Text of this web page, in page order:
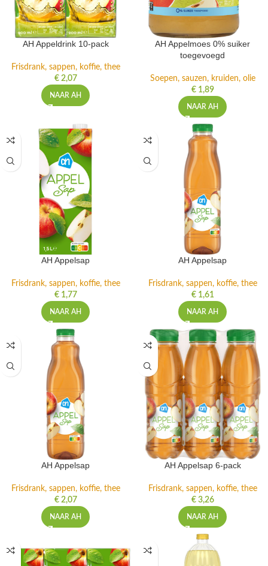
AH Appeldrink 10-pack
Frisdrank, sappen, koffie, thee
€2,07
NAAR AH
AH Appelmoes 0% suiker
toegevoegd
Soepen, sauzen, kruiden, olie
€1,89
NAAR AH
AH Appelsap
Frisdrank, sappen, koffie, thee
€1,77
NAAR AH
AH Appelsap
Frisdrank, sappen, koffie, thee
€1,61
NAAR AH
AH Appelsap
Frisdrank, sappen, koffie, thee
€2,07
NAAR AH
AH Appelsap 6-pack
Frisdrank, sappen, koffie, thee
€3,26
NAAR AH